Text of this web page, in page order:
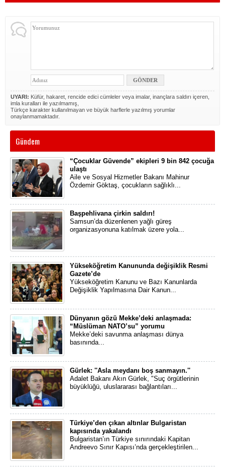
UYARI: Küfür, hakaret, rencide edici cümleler veya imalar, inançlara saldırı içeren,
imla kuralları ile yazılmamış,
Türkçe karakter kullanılmayan ve büyük harflerle yazılmış yorumlar
onaylanmamaktadır.
Gündem
“Çocuklar Güvende” ekipleri 9 bin 842 çocuğa
ulaştı
Aile ve Sosyal Hizmetler Bakanı Mahinur
Özdemir Göktaş, çocukların sağlıklı...
Başpehlivana çirkin saldırı!
Samsun’da düzenlenen yağlı güreş
organizasyonuna katılmak üzere yola...
Yükseköğretim Kanununda değişiklik Resmi
Gazete’de
Yükseköğretim Kanunu ve Bazı Kanunlarda
Değişiklik Yapılmasına Dair Kanun...
Dünyanın gözü Mekke’deki anlaşmada:
“Müslüman NATO’su” yorumu
Mekke’deki savunma anlaşması dünya
basınında...
Gürlek: ''Asla meydanı boş sanmayın.''
Adalet Bakanı Akın Gürlek, "Suç örgütlerinin
büyüklüğü, uluslararası bağlantıları...
Türkiye’den çıkan altınlar Bulgaristan
kapısında yakalandı
Bulgaristan’ın Türkiye sınırındaki Kapitan
Andreevo Sınır Kapısı’nda gerçekleştirilen...